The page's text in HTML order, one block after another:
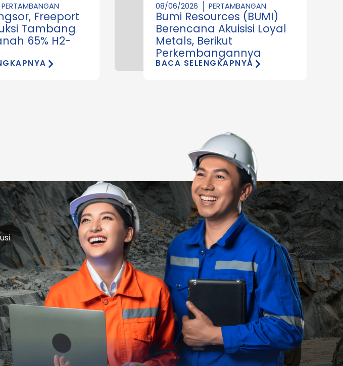
PERTAMBANGAN
Freeport
Tambang
65% H2-
08/06/2026 PERTAMBANGAN
Bumi Resources (BUMI)
Berencana Akuisisi Loyal
Metals, Berikut
Perkembangannya
BACA SELENGKAPNYA